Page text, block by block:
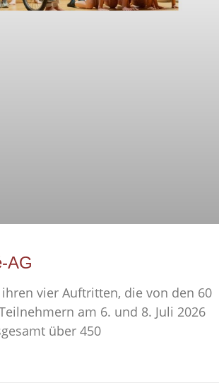
AG
vier Auftritten, die von den 60
am 6. und 8. Juli 2026
über 450